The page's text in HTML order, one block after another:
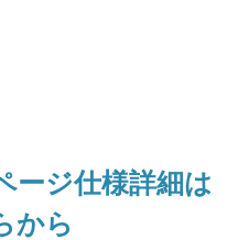
ージ仕様詳細は
から